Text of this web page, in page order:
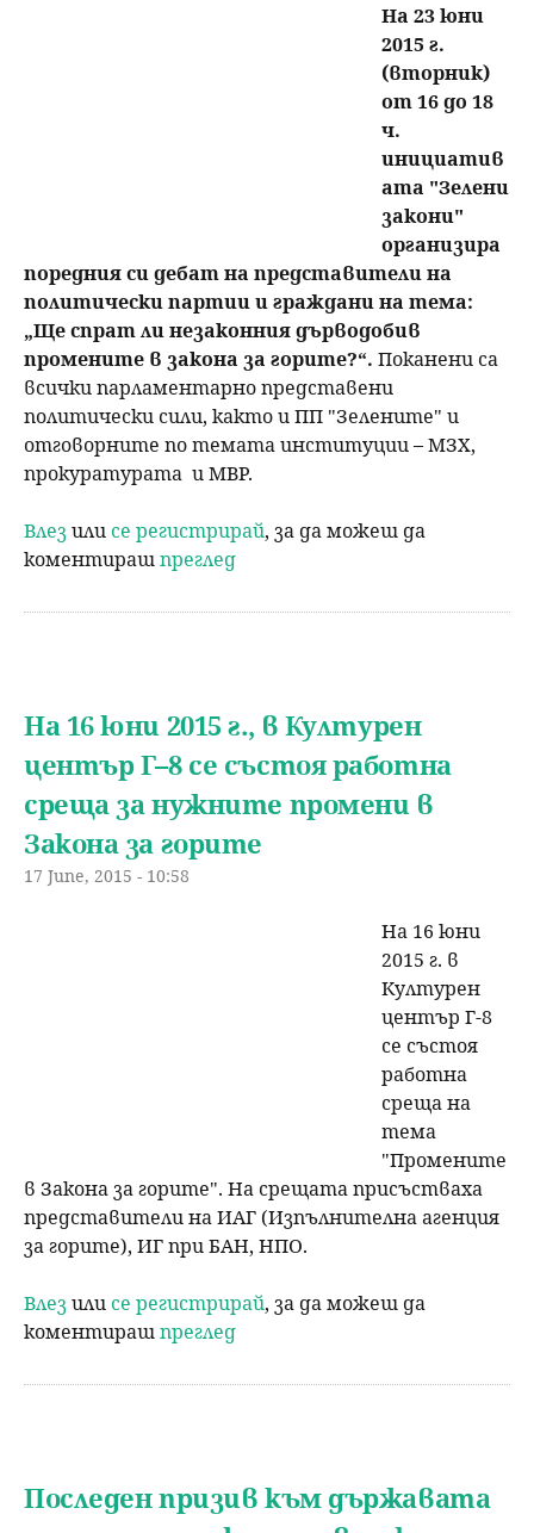
На 23 юни
2015 г.
(вторник)
от 16 до 18
ч.
инициатив
ата "Зелени
закони"
oрганизира
поредния си дебат на представители на
политически партии и граждани на тема:
„Ще спрат ли незаконния дърводобив
промените в закона за горите?“. Поканени са
всички парламентарно представени
политически сили, както и ПП "Зелените" и
отговорните по темата институции – МЗХ,
прокуратурата и МВР.
Влезили се регистрирай, за да можеш да
коментирашпреглед
На 16 юни 2015 г., в Културен
център Г–8 се състоя работна
среща за нужните промени в
Закона за горите
17 June, 2015 - 10:58
На 16 юни
2015 г. в
Културен
център Г-8
се състоя
работна
среща на
тема
"Промените
в Закона за горите". На срещата присъстваха
представители на ИАГ (Изпълнителна агенция
за горите), ИГ при БАН, НПО.
Влезили се регистрирай, за да можеш да
коментирашпреглед
Последен призив към държавата